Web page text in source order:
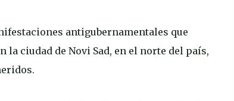
antigubernamentales que
la ciudad de Novi Sad, en el norte del país,